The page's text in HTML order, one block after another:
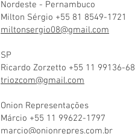
Nordeste - Pernambuco
Milton Sérgio +55 81 8549-1721
miltonsergio08@gmail.com
SP
Ricardo Zorzetto +55 11 99136-
triozcom@gmail.com
Onion Representações
Márcio +55 11 99622-1797
marcio@onionrepres.com.br